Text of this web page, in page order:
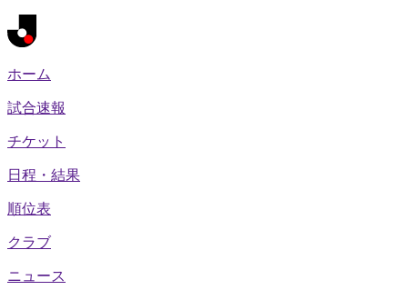
ホーム
試合速報
チケット
日程・結果
順位表
クラブ
ニュース